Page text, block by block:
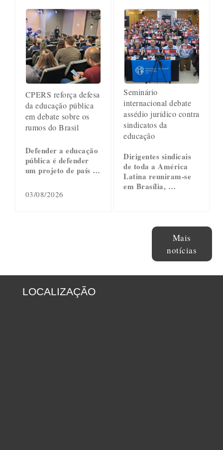
CPERS reforça defesa
da educação pública
em debate sobre os
rumos do Brasil
Defender a educação
pública é defender
um projeto de país …
03/08/2026
Seminário
internacional debate
assédio jurídico contra
sindicatos da
educação
Dirigentes sindicais
de toda a América
Latina reuniram-se
em Brasília, …
Mais
notícias
LOCALIZAÇÃO